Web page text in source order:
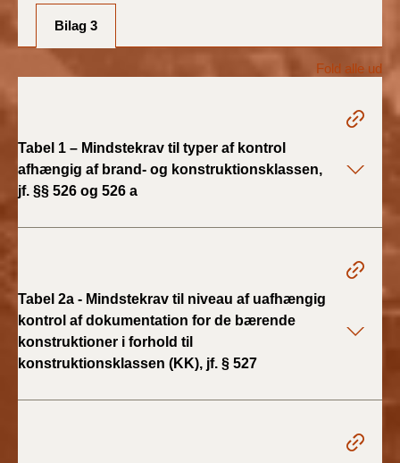
2024)
BR18 (17/9 - 31/12
2022)
BR18 (1/1 - 30/6
2022)
BR18 (29/6 - 31/12
Bilag 3
Fold alle ud
Tabel 1 – Mindstekrav til typer af kontrol
afhængig af brand- og konstruktionsklassen,
jf. §§ 526 og 526 a
Tabel 2a - Mindstekrav til niveau af uafhængig
kontrol af dokumentation for de bærende
konstruktioner i forhold til
konstruktionsklassen (KK), jf. § 527